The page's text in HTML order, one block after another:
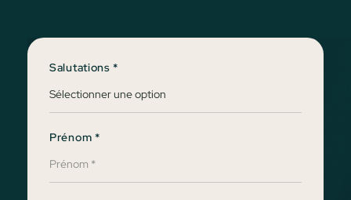
Salutations*
Prénom *